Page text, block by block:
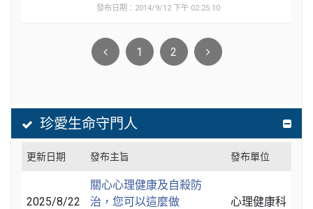
發布日期：2014/9/12 下午 02:25:10
1 2
珍愛生命守門人
更新日期 發布主旨 發布單位
2025/8/22
關心心理健康及自殺防
治，您可以這麼做
心理健康科